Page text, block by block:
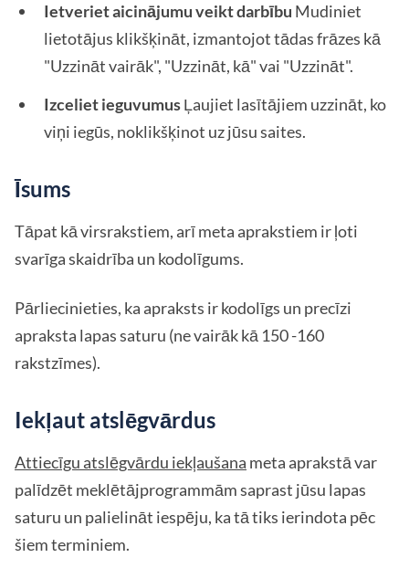
Ietveriet aicinājumu veikt darbību Mudiniet
lietotājus klikšķināt, izmantojot tādas frāzes kā
"Uzzināt vairāk", "Uzzināt, kā" vai "Uzzināt".
Izceliet ieguvumusĻaujiet lasītājiem uzzināt, ko
viņi iegūs, noklikšķinot uz jūsu saites.
Īsums
Tāpat kā virsrakstiem, arī meta aprakstiem ir ļoti
svarīga skaidrība un kodolīgums.
Pārliecinieties, ka apraksts ir kodolīgs un precīzi
apraksta lapas saturu (ne vairāk kā 150 -160
rakstzīmes).
Iekļaut atslēgvārdus
Attiecīgu atslēgvārdu iekļaušana meta aprakstā var
palīdzēt meklētājprogrammām saprast jūsu lapas
saturu un palielināt iespēju, ka tā tiks ierindota pēc
šiem terminiem.